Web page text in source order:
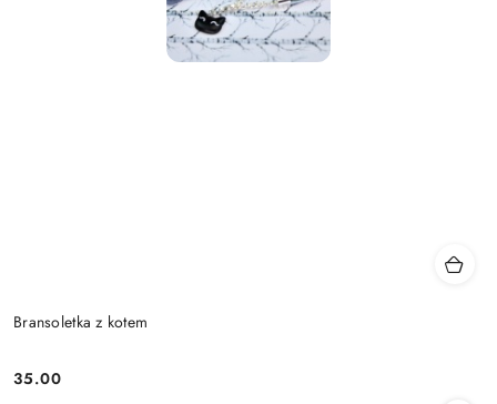
Bransoletka z kotem
Cena:
35.00